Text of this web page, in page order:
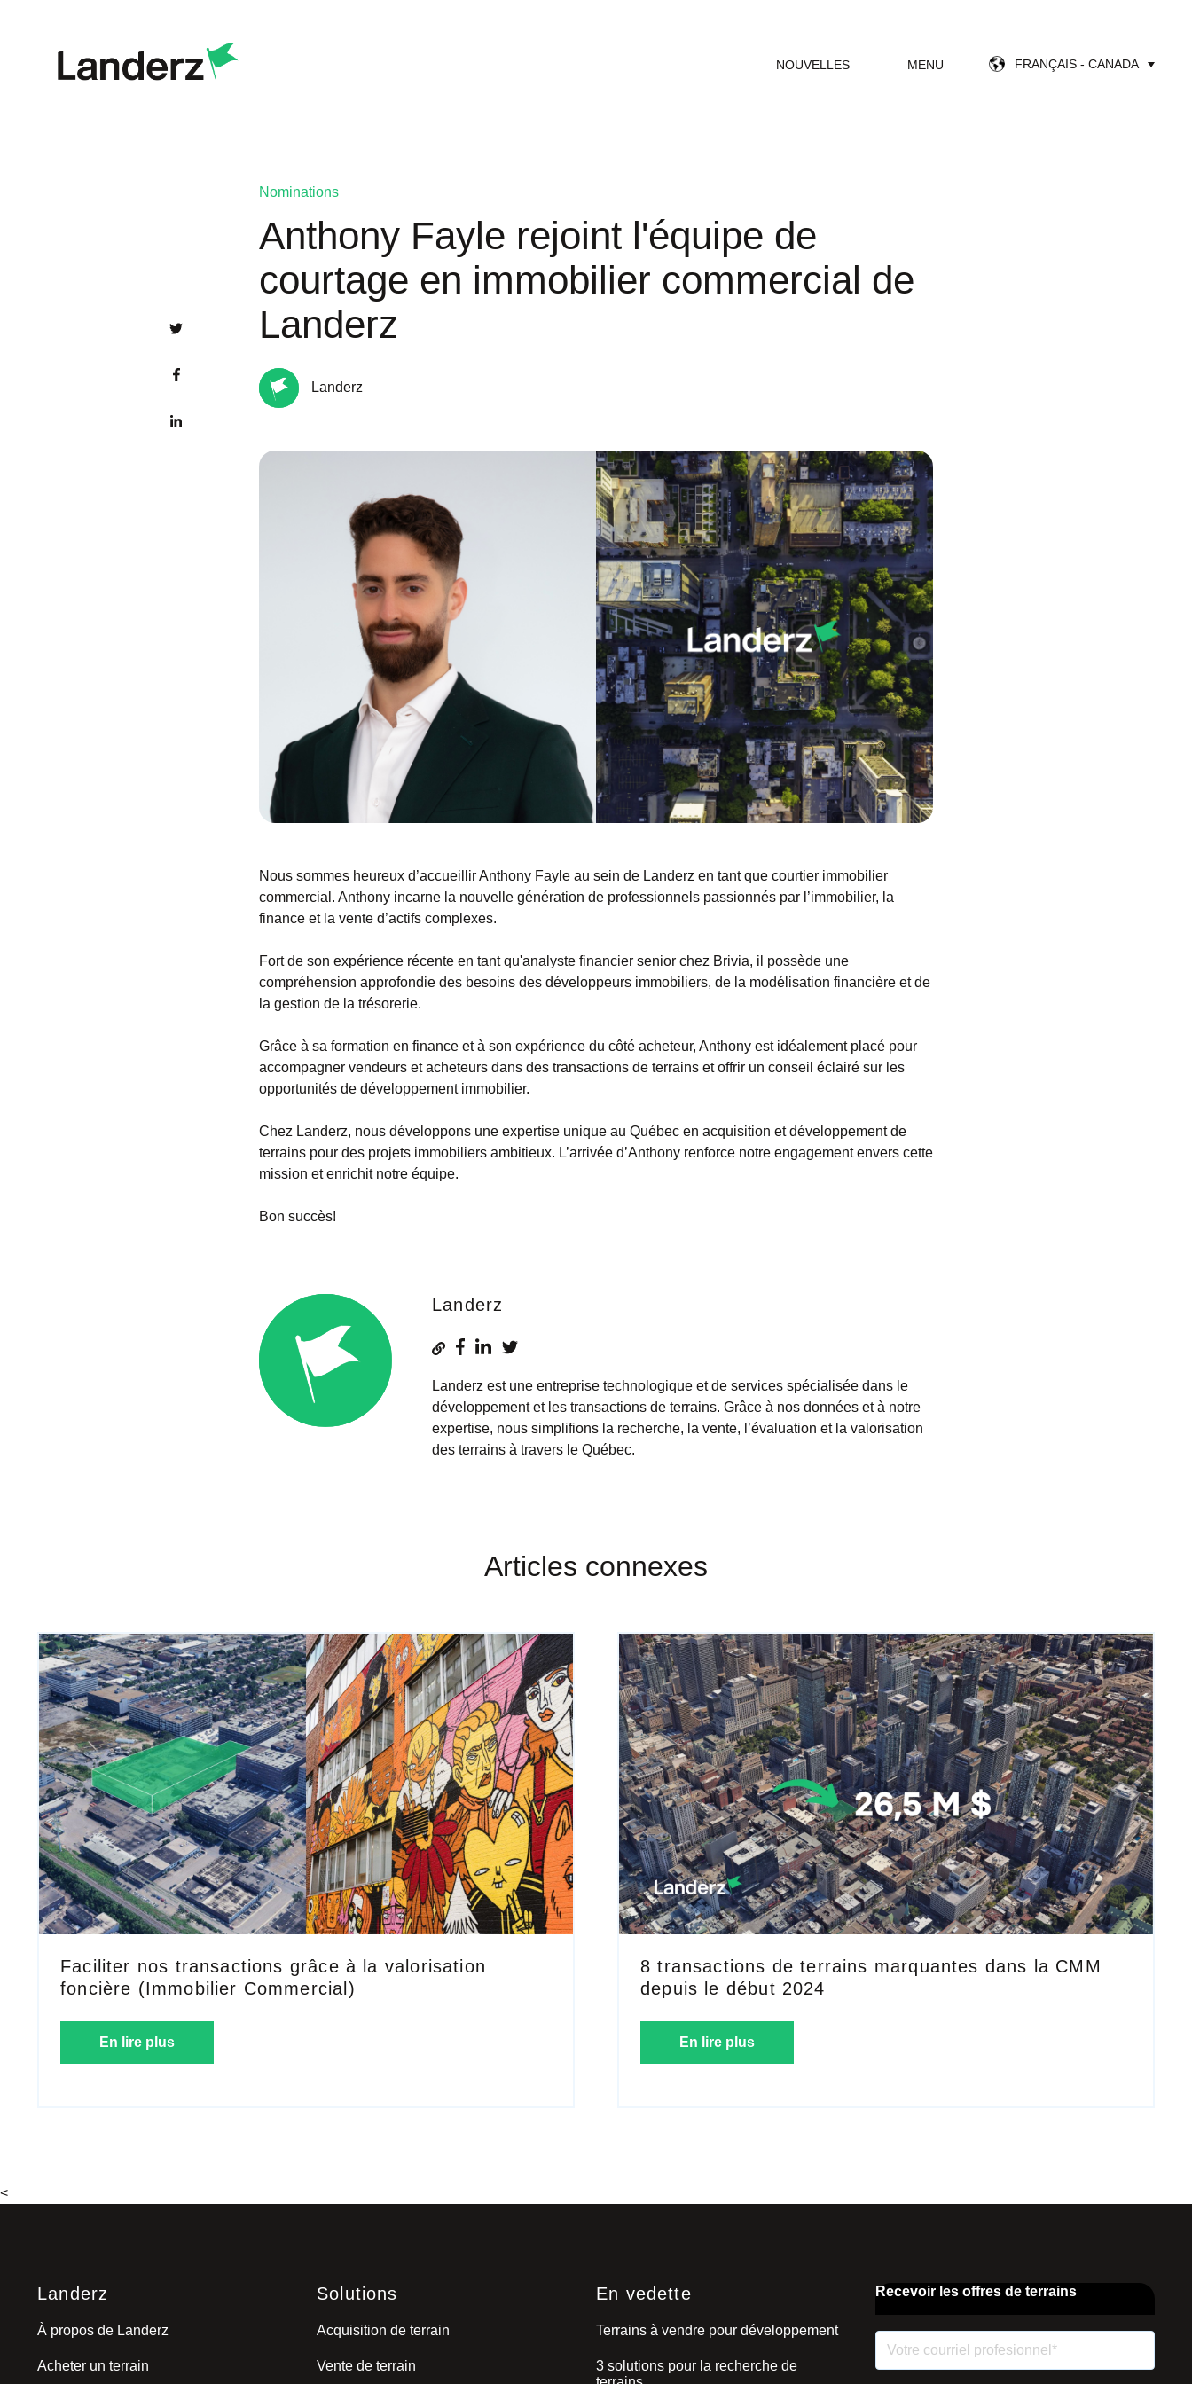
NOUVELLES MENU FRANÇAIS - CANADA
Nominations
Anthony Fayle rejoint l'équipe de
courtage en immobilier commercial de
Landerz
Landerz
Nous sommes heureux d’accueillir Anthony Fayle au sein de Landerz en tant que courtier immobilier
commercial. Anthony incarne la nouvelle génération de professionnels passionnés par l’immobilier, la
finance et la vente d’actifs complexes.
Fort de son expérience récente en tant qu'analyste financier senior chez Brivia, il possède une
compréhension approfondie des besoins des développeurs immobiliers, de la modélisation financière et de
la gestion de la trésorerie.
Grâce à sa formation en finance et à son expérience du côté acheteur, Anthony est idéalement placé pour
accompagner vendeurs et acheteurs dans des transactions de terrains et offrir un conseil éclairé sur les
opportunités de développement immobilier.
Chez Landerz, nous développons une expertise unique au Québec en acquisition et développement de
terrains pour des projets immobiliers ambitieux. L’arrivée d’Anthony renforce notre engagement envers cette
mission et enrichit notre équipe.
Bon succès!
Landerz
Landerz est une entreprise technologique et de services spécialisée dans le
développement et les transactions de terrains. Grâce à nos données et à notre
expertise, nous simplifions la recherche, la vente, l’évaluation et la valorisation
des terrains à travers le Québec.
Articles connexes
Faciliter nos transactions grâce à la valorisation
foncière (Immobilier Commercial)
En lire plus
8 transactions de terrains marquantes dans la CMM
depuis le début 2024
En lire plus
<
Landerz
À propos de Landerz
Acheter un terrain
Solutions
Acquisition de terrain
Vente de terrain
En vedette
Terrains à vendre pour développement
3 solutions pour la recherche de
Recevoir les offres de terrains